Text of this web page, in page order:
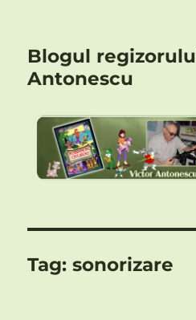
Blogul
Antonescu
Tag:sonorizare